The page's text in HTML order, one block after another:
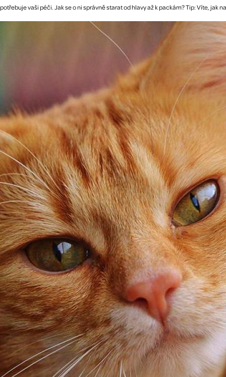
potřebuje vaši péči. Jak se o ni správně starat od hlavy až k packám? Tip: Víte, jak